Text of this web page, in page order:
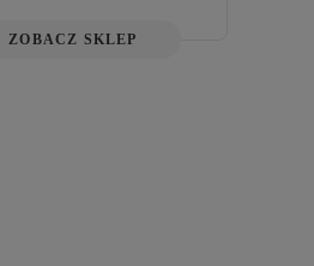
ZOBACZ SKLEP